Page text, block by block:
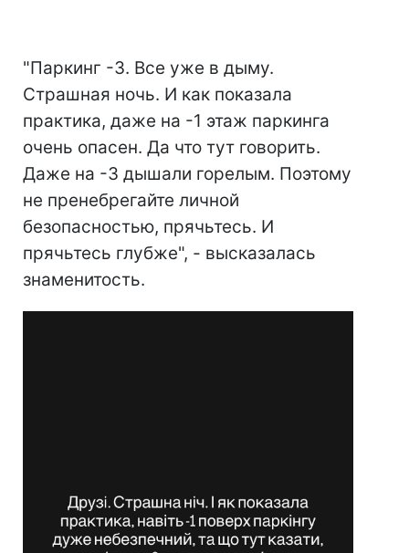
"Паркинг -3. Все уже в дыму.
Страшная ночь. И как показала
практика, даже на -1 этаж паркинга
очень опасен. Да что тут говорить.
Даже на -3 дышали горелым. Поэтому
не пренебрегайте личной
безопасностью, прячьтесь. И
прячьтесь глубже", - высказалась
знаменитость.